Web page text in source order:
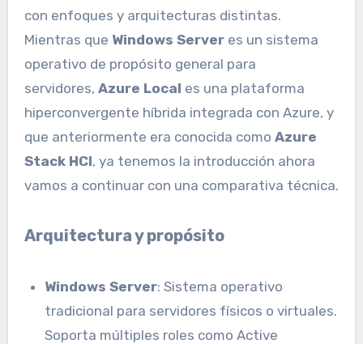
con enfoques y arquitecturas distintas.
Mientras que Windows Serveres un sistema
operativo de propósito general para
servidores, Azure Local es una plataforma
hiperconvergente híbrida integrada con Azure, y
que anteriormente era conocida como Azure
Stack HCI, ya tenemos la introducción ahora
vamos a continuar con una comparativa técnica.
Arquitectura y propósito
Windows Server: Sistema operativo
tradicional para servidores físicos o virtuales.
Soporta múltiples roles como Active